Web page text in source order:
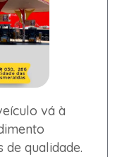
vá à
qualidade.